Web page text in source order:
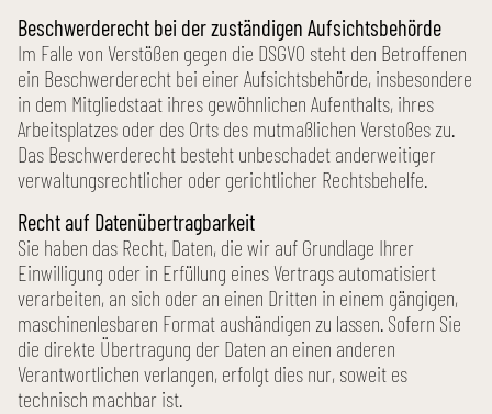
Beschwerde­recht bei der zuständigen Aufsichts­behörde
Im Falle von Verstößen gegen die DSGVO steht den Betroffenen
ein Beschwerde­recht bei einer Aufsichts­behörde, insbesondere
in dem Mitglied­staat ihres gewöhnlichen Aufenthalts, ihres
Arbeits­platzes oder des Orts des mutmaßlichen Verstoßes zu.
Das Beschwerde­recht besteht unbeschadet anderweitiger
verwaltungs­rechtlicher oder gerichtlicher Rechts­behelfe.
Recht auf Daten­übertrag­barkeit
Sie haben das Recht, Daten, die wir auf Grundlage Ihrer
Einwilligung oder in Erfüllung eines Vertrags automatisiert
verarbeiten, an sich oder an einen Dritten in einem gängigen,
maschinen­lesbaren Format aushändigen zu lassen. Sofern Sie
die direkte Übertragung der Daten an einen anderen
Verantwortlichen verlangen, erfolgt dies nur, soweit es
technisch machbar ist.